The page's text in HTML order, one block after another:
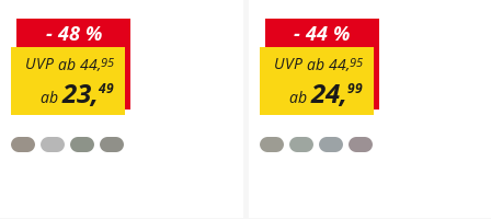
ab 23,49
ab 44,95
UVP
- 48 %
ab 24,99
ab 44,95
UVP
- 44 %